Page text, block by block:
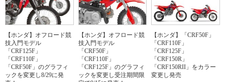
【ホンダ】オフロード競
技入門モデル
「CRF125F」
「CRF110F」
「CRF50F」のグラフィ
ックを変更し8/29に発
【ホンダ】オフロード競
技入門モデル
「CRF50F」
「CRF110F」
「CRF125F」のグラフィ
ックを変更し受注期間限
【ホンダ】「CRF50F」
「CRF110F」
「CRF125F」
「CRF150R」
「CRF150RII」をカラー
変更し発売